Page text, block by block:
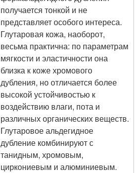
получается тонкой и не
представляет особого интереса.
Глутаровая кожа, наоборот,
весьма практична: по параметрам
мягкости и эластичности она
близка к коже хромового
дубления, но отличается более
высокой устойчивостью к
воздействию влаги, пота и
различных органических веществ.
Глутаровое альдегидное
дубление комбинируют с
танидным, хромовым,
циркониевым и алюминиевым.